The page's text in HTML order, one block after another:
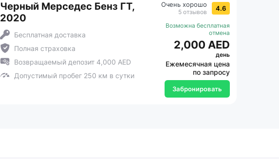
Черный Мерседес Бенз ГТ,
2020
Бесплатная доставка
Полная страховка
Возвращаемый депозит 4,000 AED
Допустимый пробег 250 км в сутки
Очень хорошо
5 отзывов 4.6
Возможна бесплатная
отмена
2,000 AED
день
Ежемесячная цена
по запросу
Забронировать